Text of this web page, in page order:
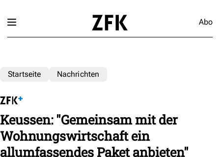
Abo
Startseite Nachrichten
Keussen: "Gemeinsam mit der
Wohnungswirtschaft ein
allumfassendes Paket anbieten"